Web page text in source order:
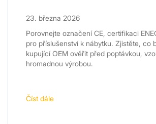
23. března 2026
Porovnejte označení CE, certifikaci
pro příslušenství k nábytku. Zjistěte, co
kupující OEM ověřit před poptávkou,
hromadnou výrobou.
Číst dále